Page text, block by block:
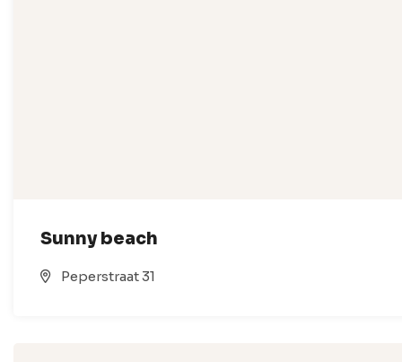
Sunny beach
Peperstraat 31